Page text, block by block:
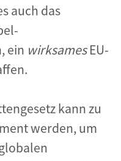
auch das
ein wirksamesEU-
kann zu
werden, um